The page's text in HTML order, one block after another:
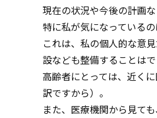
現在の状況や今後の計画
特に私が気になっている
これは、私の個人的な意
設なども整備することは
高齢者にとっては、近く
訳ですから）。
また、医療機関から見て